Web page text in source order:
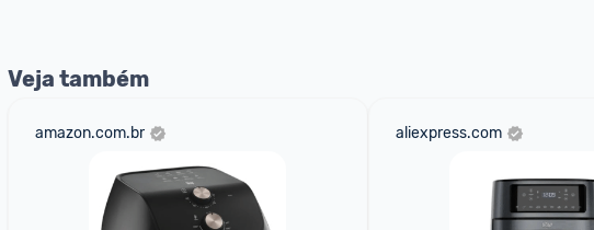
Veja também
amazon.com.br aliexpress.com